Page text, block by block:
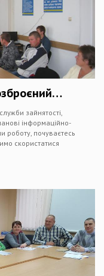
зайнятості,
інформаційно-
роботу, почуваєтесь
скористатися